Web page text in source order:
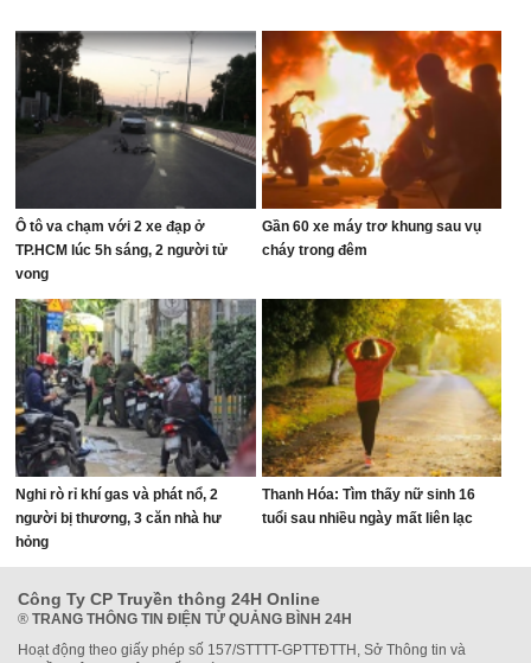
Ô tô va chạm với 2 xe đạp ở
TP.HCM lúc 5h sáng, 2 người tử
vong
Gần 60 xe máy trơ khung sau vụ
cháy trong đêm
Nghi rò rỉ khí gas và phát nổ, 2
người bị thương, 3 căn nhà hư
hỏng
Thanh Hóa: Tìm thấy nữ sinh 16
tuổi sau nhiều ngày mất liên lạc
Công Ty CP Truyền thông 24H Online
® TRANG THÔNG TIN ĐIỆN TỬ QUẢNG BÌNH 24H
Hoạt động theo giấy phép số 157/STTTT-GPTTĐTTH, Sở Thông tin và